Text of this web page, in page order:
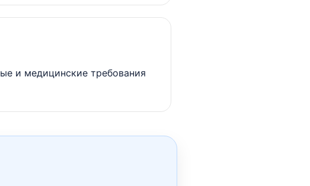
и медицинские требования